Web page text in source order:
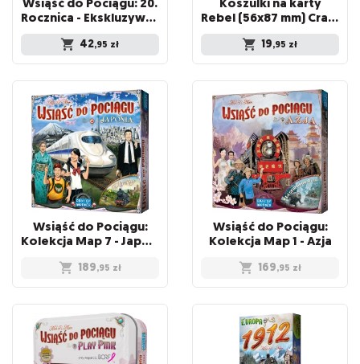
Rocznica - Ekskluzywny zestaw pociągów - Żółty
42,95 zł
Rebel (56x87 mm) Crater Premium, 100 sztuk
19,95 zł
Wsiąść do Pociągu:
Kolekcja Map 7 - Japonia i Włochy
189,95 zł
Wsiąść do Pociągu:
Kolekcja Map 1 - Azja
169,95 zł